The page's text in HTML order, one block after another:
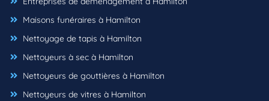
Maisons funéraires à Hamilton
Nettoyage de tapis à Hamilton
Nettoyeurs à sec à Hamilton
Nettoyeurs de gouttières à Hamilton
Nettoyeurs de vitres à Hamilton